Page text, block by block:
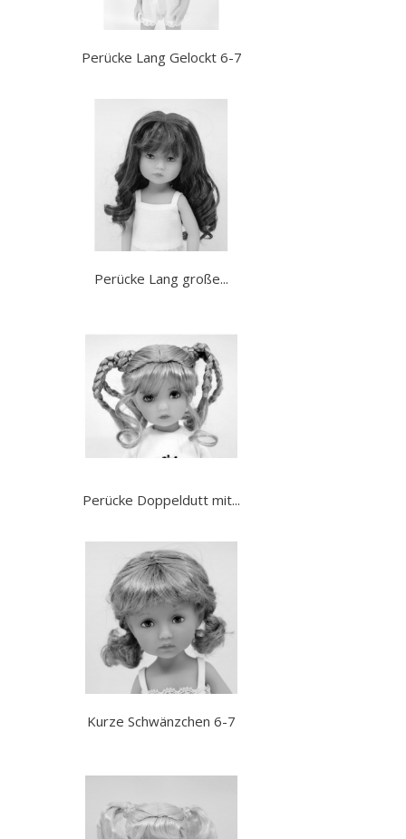
Perücke Lang Gelockt 6-7
Perücke Lang große...
Perücke Doppeldutt mit...
Kurze Schwänzchen 6-7